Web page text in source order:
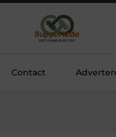
Contact